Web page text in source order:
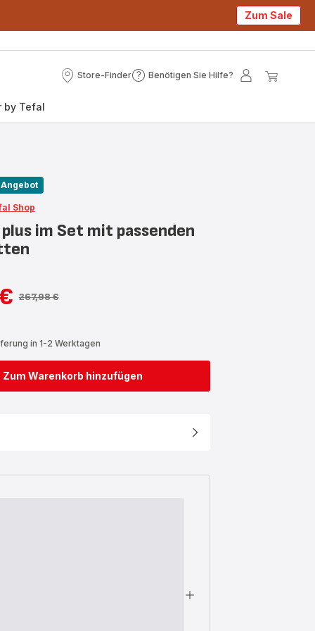
Zum Sale
Store-Finder
Store-
Benötigen Sie Hilfe?
Benötigen
Mein
by Tefal
Angebot
Shop
im Set mit passenden
267,98 €
in 1-2 Werktagen
Zum Warenkorb hinzufügen